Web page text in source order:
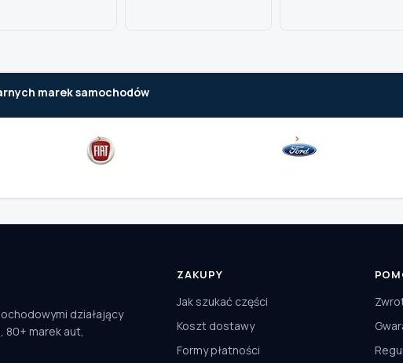
marek samochodów
działający
80+ marek aut,
ZAKUPY
Jak szukać części
Koszt dostawy
Formy płatności